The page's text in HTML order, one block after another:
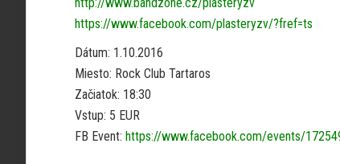
https://www.facebook.com/plasteryzv/?fref=ts
Dátum: 1.10.2016
Miesto: Rock Club Tartaros
Začiatok: 18:30
Vstup: 5 EUR
FB Event: https://www.facebook.com/events/